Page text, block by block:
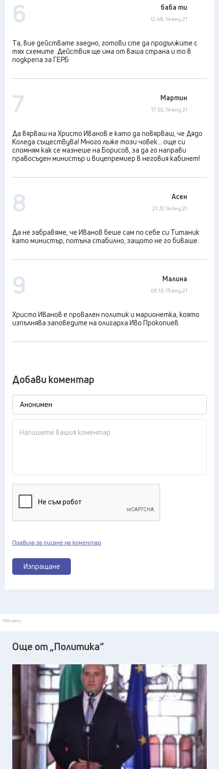
6 баба ти
12:48, 14 яну 21
Та, вие действате заедно, готови сте да продължите с
тях схемите. Действия ще има от ваша страна и то в
подкрепа за ГЕРБ
7 Мартин
17:02, 14 яну 21
Да вярваш на Христо Иванов е като да повярваш, че Дядо
Коледа съществува! Много лъже този човек... още си
спомням как се мазнеше на Борисов, за да го направи
правосъден министър и вицепремиер в неговия кабинет!
8 Асен
21:31, 14 яну 21
Да не забравяме, че Иванов беше сам по себе си Титаник
като министър, потъна стабилно, защото не го биваше.
9 Малина
09:10, 15 яну 21
Христо Иванов е провален политик и марионетка, която
изпълнява заповедите на олигарха Иво Прокопиев.
Добави коментар
Изпращане
Правила за писане на коментар
Реклама
Още от „Политика“